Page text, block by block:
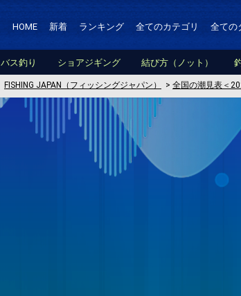
HOME 新着 ランキング 全てのカテゴリ 全ての
バス釣り ショアジギング 結び方（ノット）
FISHING JAPAN（フィッシングジャパン） > 全国の潮見表＜